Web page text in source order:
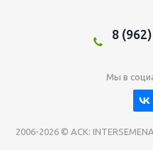
8
Мы в
2006-2026 © АСК: